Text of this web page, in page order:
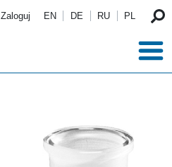
Zaloguj EN DE RU PL